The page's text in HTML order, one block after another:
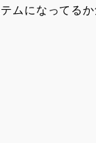
ムになってる